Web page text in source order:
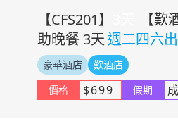
【CFS201】
【
助晚餐 3天週二四六
豪華酒店
歎酒店
價格
$699 假期